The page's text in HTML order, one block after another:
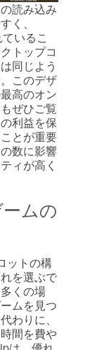
読み込み
く、
いるこ
トップコ
同じよう
このデザ
高のオン
ぜひご覧
利益を保
とが重要
数に影響
ィが高く
ムの
ットの構
を選ぶで
くの場
ムを見つ
わりに、
間を費や